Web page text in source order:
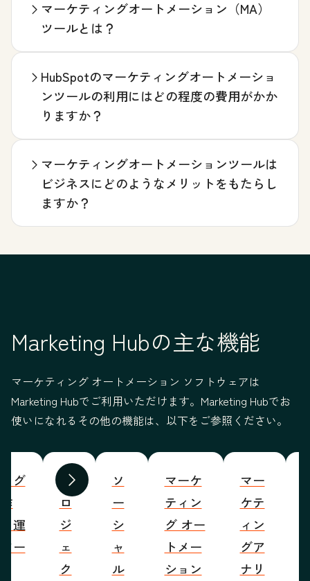
マーケティングオートメーション（MA）
ツールとは？
HubSpotのマーケティングオートメーショ
ンツールの利用にはどの程度の費用がかか
りますか？
マーケティングオートメーションツールは
ビジネスにどのようなメリットをもたらし
ますか？
Marketing Hubの主な機能
マーケティング オートメーション ソフトウェアは
Marketing Hubでご利用いただけます。Marketing Hubでお
使いになれるその他の機能は、以下をご参照ください。
前へ 次へ
グ
運
ー
プ
ロ
ジ
ェ
ク
ソ
ー
シ
ャ
ル
マーケ
ティン
グ オー
トメー
ション
マー
ケテ
ィン
グア
ナリ